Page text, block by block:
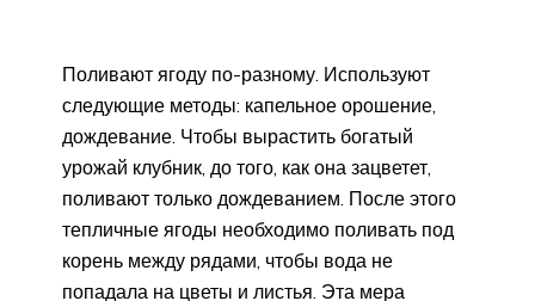
Поливают ягоду по-разному. Используют
следующие методы: капельное орошение,
дождевание. Чтобы вырастить богатый
урожай клубник, до того, как она зацветет,
поливают только дождеванием. После этого
тепличные ягоды необходимо поливать под
корень между рядами, чтобы вода не
попадала на цветы и листья. Эта мера